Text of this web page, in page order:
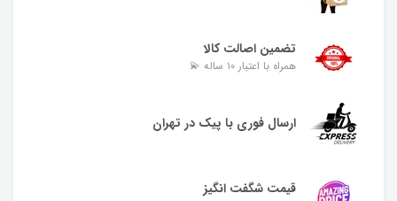
تضمین اصالت کالا
همراه با اعتبار ۱۰ ساله 💫
ارسال فوری با پیک در تهران
قیمت شگفت انگیز